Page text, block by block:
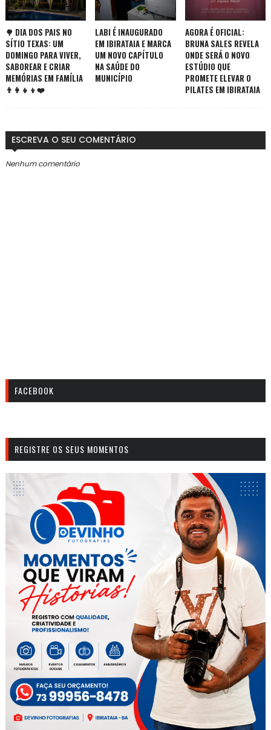
🌳 DIA DOS PAIS NO
SÍTIO TEXAS: UM
DOMINGO PARA VIVER,
SABOREAR E CRIAR
MEMÓRIAS EM FAMÍLIA
👨‍👩‍👧‍👦❤️
LABI É INAUGURADO
EM IBIRATAIA E MARCA
UM NOVO CAPÍTULO
NA SAÚDE DO
MUNICÍPIO
AGORA É OFICIAL:
BRUNA SALES REVELA
ONDE SERÁ O NOVO
ESTÚDIO QUE
PROMETE ELEVAR O
PILATES EM IBIRATAIA
ESCREVA O SEU COMENTÁRIO
Nenhum comentário
FACEBOOK
REGISTRE OS SEUS MOMENTOS